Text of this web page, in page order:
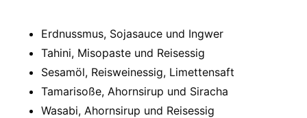
Erdnussmus, Sojasauce und Ingwer
Tahini, Misopaste und Reisessig
Sesamöl, Reisweinessig, Limettensaft
Tamarisoße, Ahornsirup und Siracha
Wasabi, Ahornsirup und Reisessig